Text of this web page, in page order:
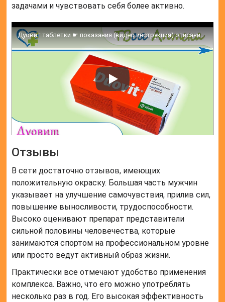
задачами и чувствовать себя более активно.
Дуовит таблетки ☛ показания (видео инструкция) описание ✍ отзывы ☺️
Отзывы
В сети достаточно отзывов, имеющих
положительную окраску. Большая часть мужчин
указывает на улучшение самочувствия, прилив сил,
повышение выносливости, трудоспособности.
Высоко оценивают препарат представители
сильной половины человечества, которые
занимаются спортом на профессиональном уровне
или просто ведут активный образ жизни.
Практически все отмечают удобство применения
комплекса. Важно, что его можно употреблять
несколько раз в год. Его высокая эффективность